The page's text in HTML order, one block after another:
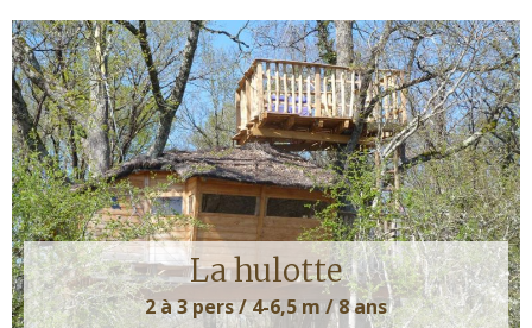
La hulotte
2 à 3 pers / 4-6,5 m / 8 ans